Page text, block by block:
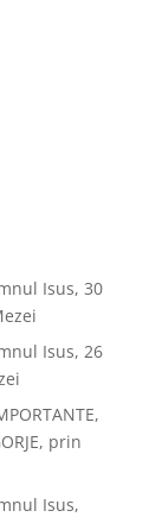
Isus, 30
Isus, 26
prin
Isus,